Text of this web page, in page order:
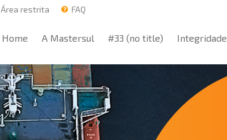
Área restrita FAQ
Home A Mastersul #33 (no title) Integridade